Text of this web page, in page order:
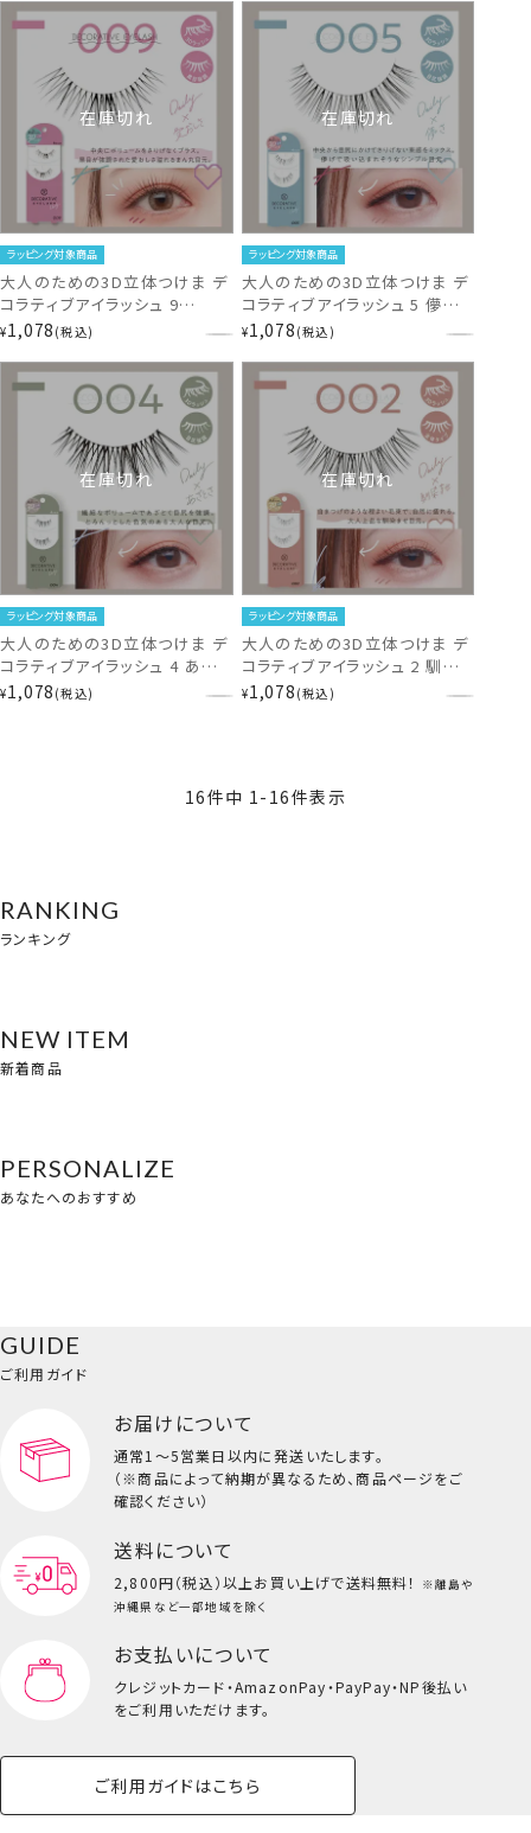
在庫切れ
ラッピング対象商品
大人のための3D立体つけま デ
コラティブアイラッシュ 9
DecorativeEyelash
¥1,078 税込
在庫切れ
ラッピング対象商品
大人のための3D立体つけま デ
コラティブアイラッシュ 5 儚さタ
イプ DecorativeEyelash
¥1,078 税込
在庫切れ
ラッピング対象商品
大人のための3D立体つけま デ
コラティブアイラッシュ 4 あざと
さタイプ DecorativeEyelash
¥1,078 税込
在庫切れ
ラッピング対象商品
大人のための3D立体つけま デ
コラティブアイラッシュ 2 馴染
ませタイプ
¥1,078 税込
16件中 1 - 16件表示
RANKING
ランキング
NEW ITEM
新着商品
PERSONALIZE
あなたへのおすすめ
GUIDE
ご利用ガイド
お届けについて
通常1～5営業日以内に発送いたします。
（※商品によって納期が異なるため、商品ページをご
確認ください）
送料について
2,800円（税込）以上お買い上げで送料無料！
※離島や
沖縄県など一部地域を除く
お支払いについて
クレジットカード・AmazonPay・PayPay・NP後払い
をご利用いただけます。
ご利用ガイドはこちら